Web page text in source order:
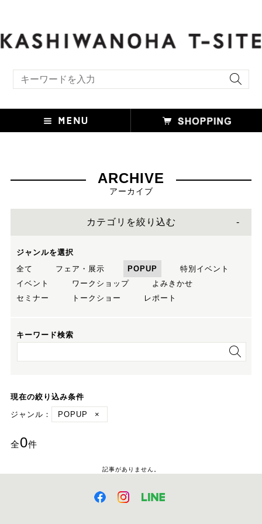
ARCHIVE
アーカイブ
カテゴリを絞り込む
ジャンルを選択
全て
フェア・展示 POPUP
特別イベント
イベント
ワークショップ
よみきかせ
セミナー
トークショー レポート
キーワード検索
現在の絞り込み条件
ジャンル：
POPUP ×
全0件
記事がありません。